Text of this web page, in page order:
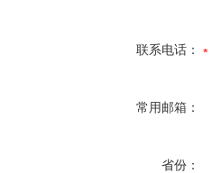
联系电话：
常用邮箱：
省份：